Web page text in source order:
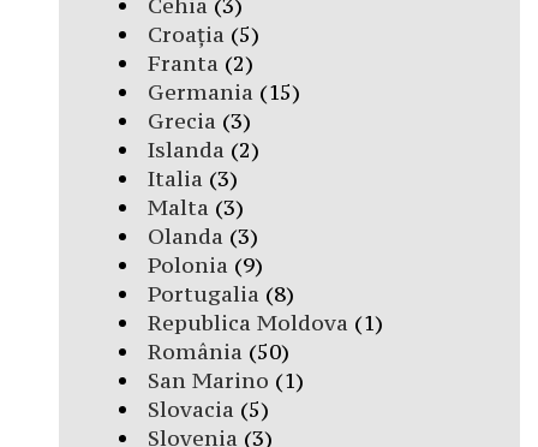
Croația (5)
Franta (2)
Germania (15)
Grecia (3)
Islanda (2)
Italia (3)
Malta (3)
Olanda (3)
Polonia (9)
Portugalia (8)
Republica Moldova (1)
România (50)
San Marino (1)
Slovacia (5)
Slovenia (3)